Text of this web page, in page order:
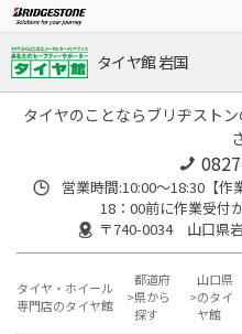
タイヤ館 岩国
タイヤのことならブリヂスト
営業時間:10:00〜18:30【作
18：00前に作業受付
〒740-0034 山口県
タイヤ・ホイール
専門店のタイヤ館
都道府
県から
探す
山口県
のタイ
ヤ館